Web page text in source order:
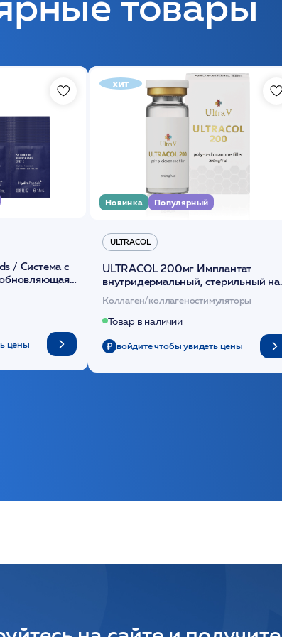
/ Cистема с
цены
хит
Новинка Популярный
ULTRACOL
ULTRACOL 200мг Имплантат
внутридермальный, стерильный на
основе полидиоксанона /ULTRACOL
Коллаген/коллагеностимуляторы
Товар в наличии
войдите чтобы увидеть цены